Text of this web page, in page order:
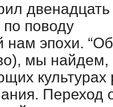
поводу
нам эпохи.
мы найдем,
Переход